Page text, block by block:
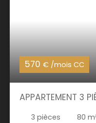
570 € /mois CC
APPARTEMENT 3
3 pièces 80